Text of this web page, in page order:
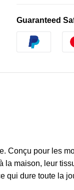
Guaranteed
Conçu pour les
maison, leur
qui dure toute la